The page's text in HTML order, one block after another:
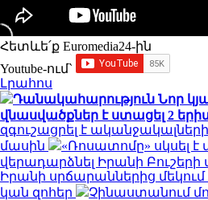
Հետևե՛ք Euromedia24-ին
Youtube-ում`
Լրահոս
Դանակահարություն Նոր
վնասվածքներ է ստացել 2
զգուշացրել է
մասին
«Ռոսատոմը» սկսել
վերադարձնել Իրանի
Իրանի սրճարաններից մեկում
կան զոհեր
Չինաստանում